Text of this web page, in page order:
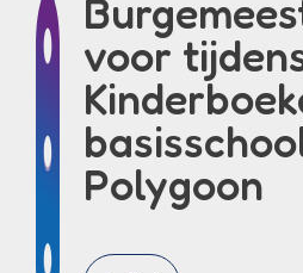
voor
Polygoon